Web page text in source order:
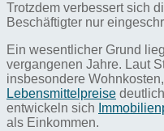
Trotzdem verbessert sich
Beschäftigter nur
Ein wesentlicher Grund
vergangenen Jahre. Laut
insbesondere
Lebensmittelpreise
entwickeln sich
als Einkommen.